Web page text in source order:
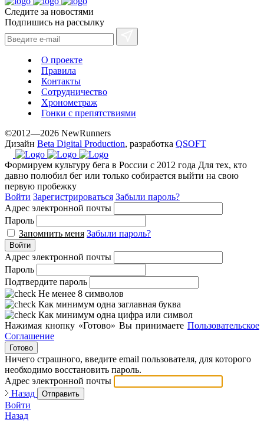
Следите за новостями
Подпишись на рассылку
О проекте
Правила
Контакты
Сотрудничество
Хронометраж
Гонки с препятствиями
©2012—2026 NewRunners
Дизайн Beta Digital Production, разработка QSOFT
Формируем культуру бега в России с 2012 года Для тех, кто
давно полюбил бег или только собирается выйти на свою
первую пробежку
Войти Зарегистрироваться Забыли пароль?
Адрес электронной почты
Пароль
Запомнить меня Забыли пароль?
Войти
Адрес электронной почты
Пароль
Подтвердите пароль
Не менее 8 символов
Как минимум одна заглавная буква
Как минимум одна цифра или символ
Нажимая кнопку «Готово» Вы принимаете Пользовательское
Соглашение
Готово
Ничего страшного, введите email пользователя, для которого
необходимо восстановить пароль.
Адрес электронной почты
Назад
Отправить
Войти
Назад